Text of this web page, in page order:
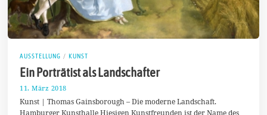
AUSSTELLUNG / KUNST
Ein Porträtist als Landschafter
11. März 2018
.
Kunst | Thomas Gainsborough – Die moderne Landschaft.
Hamburger Kunsthalle Hiesigen Kunstfreunden ist der Name des